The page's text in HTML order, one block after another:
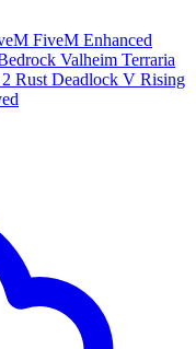
FiveM Enhanced
Valheim Terraria
Rust Deadlock V Rising